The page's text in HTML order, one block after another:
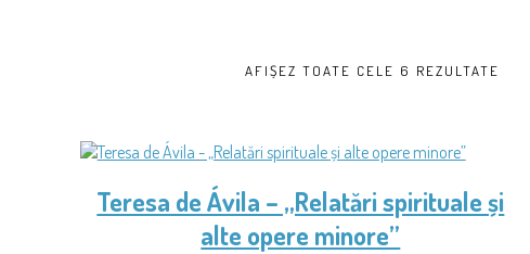
AFIȘEZ TOATE CELE 6 REZULTATE
Teresa de Ávila – „Relatări spirituale și
alte opere minore”